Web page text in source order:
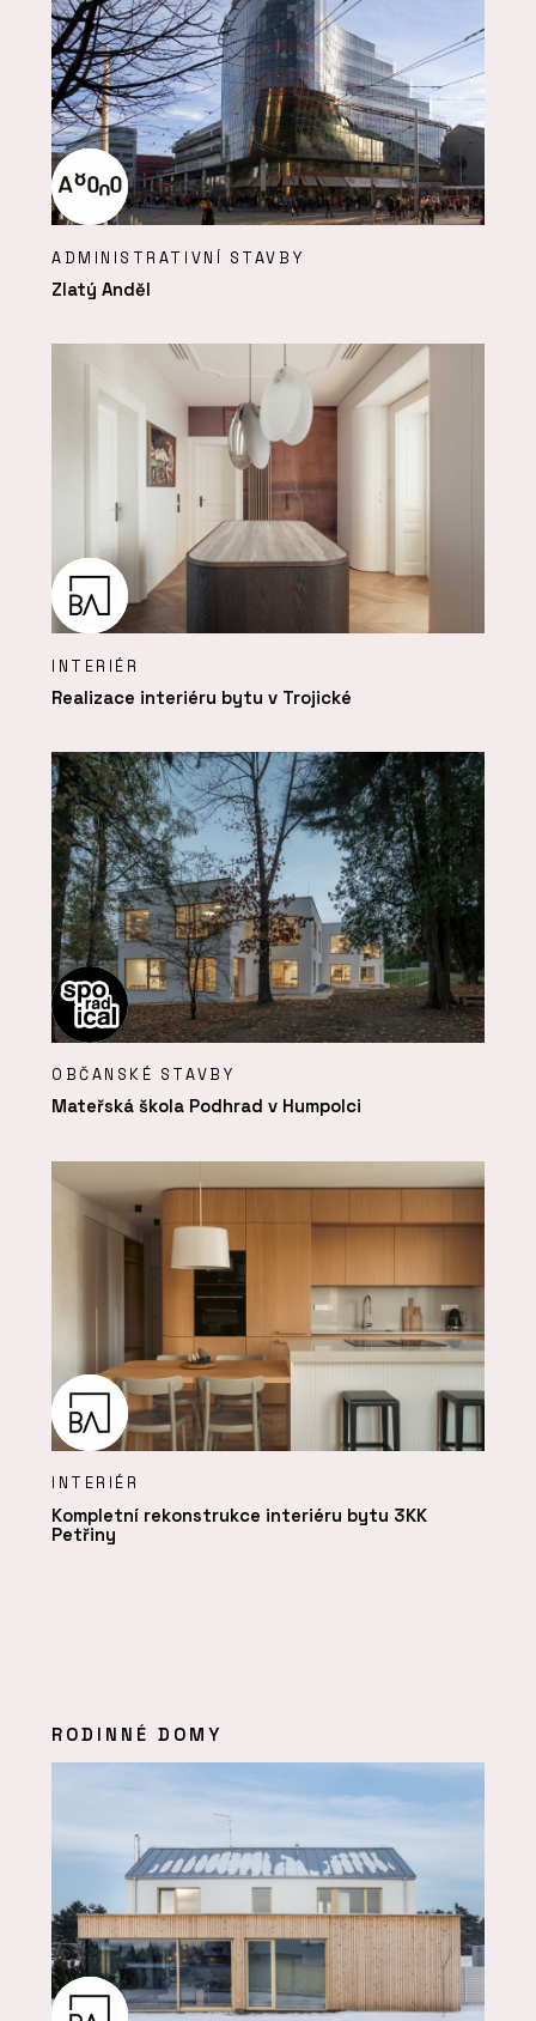
ADMINISTRATIVNÍ STAVBY
Zlatý Anděl
INTERIÉR
Realizace interiéru bytu v Trojické
OBČANSKÉ STAVBY
Mateřská škola Podhrad v Humpolci
INTERIÉR
Kompletní rekonstrukce interiéru bytu 3KK
Petřiny
RODINNÉ DOMY